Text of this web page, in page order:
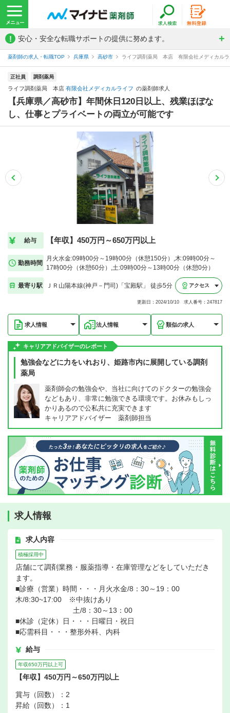
! 安心・安全な転職サポートの提供に努めます。
薬剤師の求人・転職TOP 兵庫県 高砂市 ライフ調剤薬局 本店 有限会社メディカルラ
正社員 調剤薬局
ライフ調剤薬局 本店 有限会社メディカルライフ の薬剤師求人
【兵庫県／高砂市】年間休日120日以上、残業ほぼな
し、仕事とプライベートの両立が可能です
給与 【年収】450万円～650万円以上
勤務時間
月火水金:09時00分～19時00分（休憩150分）,木:09時00分～
17時00分（休憩60分）,土:09時00分～13時00分（休憩0分）
最寄り駅 ＪＲ山陽本線(神戸－門司)「宝殿駅」 徒歩5分 アクセス
更新日：2024/10/10 求人番号：247817
求人情報 法人情報 類似の求人
キャリアアドバイザーのレポート
勉強会などに力をいれおり、姫路市内に展開している調剤
薬局
薬剤師会の勉強会や、当社に向けてのドクターの勉強会
などもあり、非常に勉強できる環境です。お休みもしっ
かりあるので公私共に充実できます
キャリアアドバイザー 薬剤師担当
求人情報
求人内容
積極採用中
店舗にて調剤業務・服薬指導・在庫管理などをしていただき
ます。
■診療（営業）時間・・・月火水金/8：30～19：00
木/8:30~17:00 ※中抜けあり
土/8：30～13：00
■休診（定休）日・・・日曜日・祝日
■応需科目・・・整形外科、内科
給与
年収650万円以上可
【年収】450万円～650万円以上
賞与（回数）：2
昇給（回数）：1